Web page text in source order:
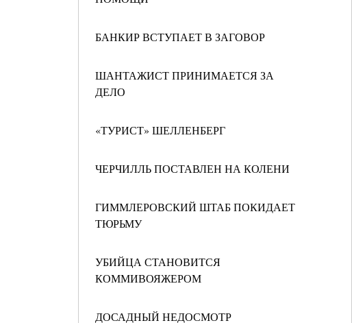
БАНКИР ВСТУПАЕТ В ЗАГОВОР
ШАНТАЖИСТ ПРИНИМАЕТСЯ ЗА
ДЕЛО
«ТУРИСТ» ШЕЛЛЕНБЕРГ
ЧЕРЧИЛЛЬ ПОСТАВЛЕН НА КОЛЕНИ
ГИММЛЕРОВСКИЙ ШТАБ ПОКИДАЕТ
ТЮРЬМУ
УБИЙЦА СТАНОВИТСЯ
КОММИВОЯЖЕРОМ
ДОСАДНЫЙ НЕДОСМОТР